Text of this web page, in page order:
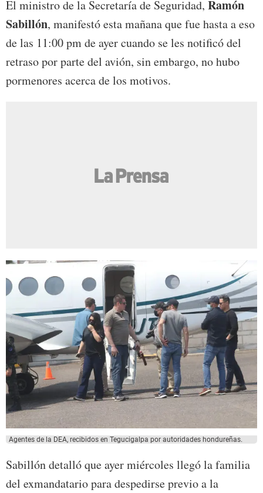
El ministro de la Secretaría de Seguridad, Ramón
Sabillón, manifestó esta mañana que fue hasta a eso
de las 11:00 pm de ayer cuando se les notificó del
retraso por parte del avión, sin embargo, no hubo
pormenores acerca de los motivos.
Agentes de la DEA, recibidos en Tegucigalpa por autoridades hondureñas.
Sabillón detalló que ayer miércoles llegó la familia
del exmandatario para despedirse previo a la